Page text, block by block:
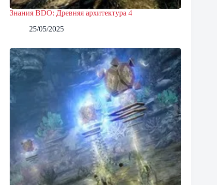
Знания BDO: Древняя архитектура 4
25/05/2025